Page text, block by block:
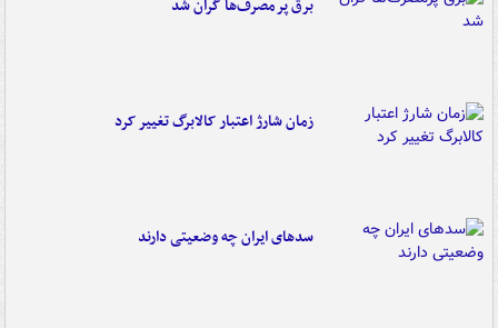
برق پرمصرف‌ها گران شد
زمان شارژ اعتبار کالابرگ تغییر کرد
سدهای ایران چه وضعیتی دارند